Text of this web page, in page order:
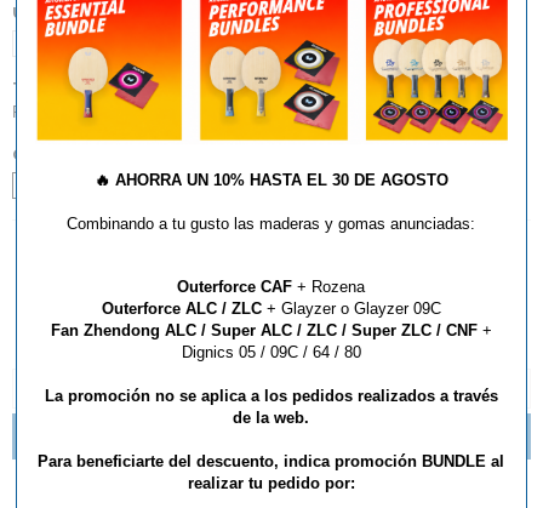
UNIDADES:
TIPO:
Fundas
COLOR:
DESCRIPCIÓN Y CARACTERÍSTICAS
🔥 AHORRA UN 10% HASTA EL 30 DE AGOSTO
Combinando a tu gusto las maderas y gomas anunciadas:
Outerforce CAF + Rozena
Outerforce ALC / ZLC+ Glayzer o Glayzer 09C
Fan Zhendong ALC / Super ALC / ZLC / Super ZLC / CNF+
Dignics 05 / 09C / 64 / 80
La promoción no se aplica a los pedidos realizados a través
de la web.
Para beneficiarte del descuento, indica promoción BUNDLE al
realizar tu pedido por: